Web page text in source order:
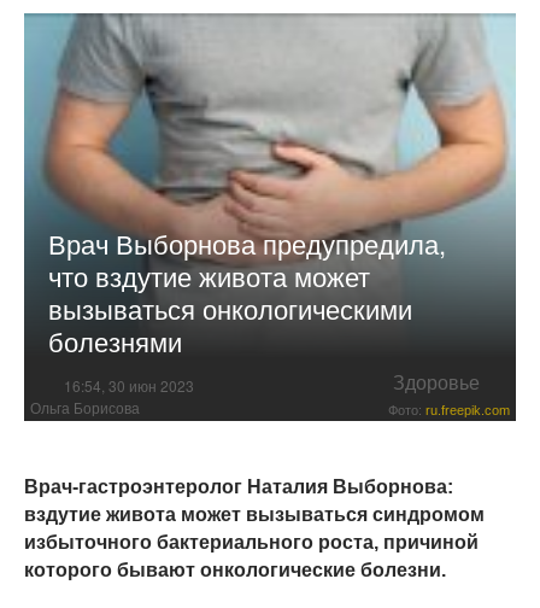
Врач Выборнова предупредила,
что вздутие живота может
вызываться онкологическими
болезнями
16:54, 30 июн 2023 Здоровье
Ольга Борисова Фото: ru.freepik.com
Врач-гастроэнтеролог Наталия Выборнова:
вздутие живота может вызываться синдромом
избыточного бактериального роста, причиной
которого бывают онкологические болезни.